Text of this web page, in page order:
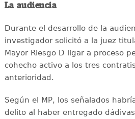
La audiencia
Durante el desarrollo de la
investigador solicitó a la juez
Mayor Riesgo D ligar a proceso
cohecho activo a los tres
anterioridad.
Según el MP, los señalados
delito al haber entregado